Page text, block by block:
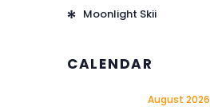
Moonlight Skii
CALENDAR
August 2026